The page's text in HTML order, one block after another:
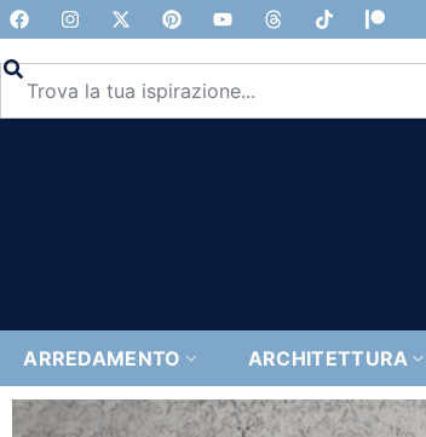
ARREDAMENTO ARCHITETTURA